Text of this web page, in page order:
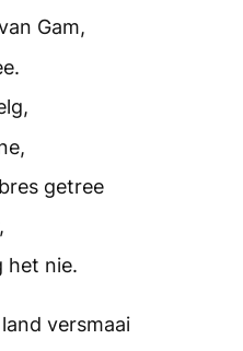
Gam,
getree
het nie.
versmaai